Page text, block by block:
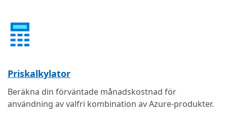
Priskalkylator
Beräkna din förväntade månadskostnad för
användning av valfri kombination av Azure-produkter.